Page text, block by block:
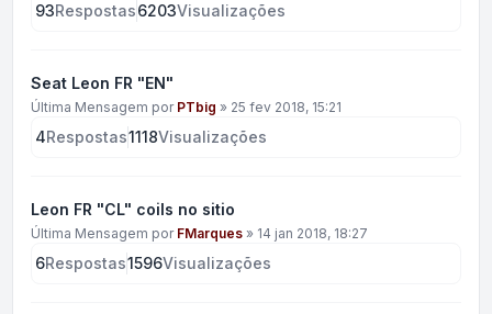
93Respostas6203Visualizações
Seat Leon FR "EN"
Última Mensagem por PTbig » 25 fev 2018, 15:21
4Respostas1118Visualizações
Leon FR "CL" coils no sitio
Última Mensagem por FMarques » 14 jan 2018, 18:27
6Respostas1596Visualizações